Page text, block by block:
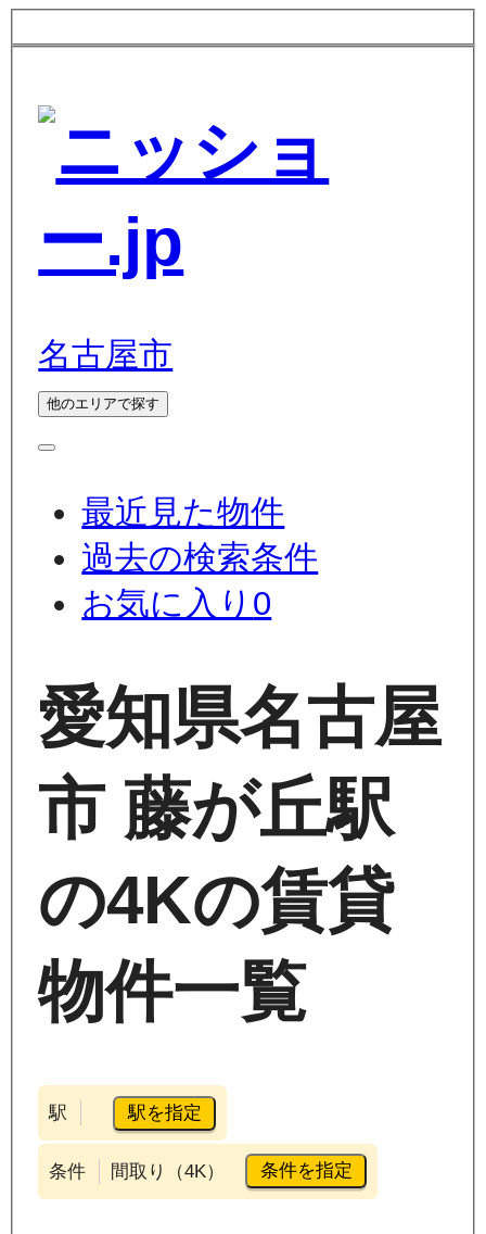
名古屋市
他のエリアで探す
最近見た物件
過去の検索条件
お気に入り 0
愛知県名古屋
市 藤が丘駅
の4Kの賃貸
物件一覧
駅 駅を指定
条件 間取り（4K） 条件を指定